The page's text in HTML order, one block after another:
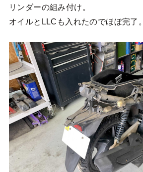
リンダーの組み付け。
オイルとLLCも入れたのでほぼ完了。